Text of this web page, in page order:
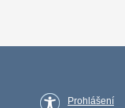
Prohlášení